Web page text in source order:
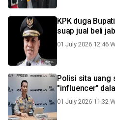
KPK duga
suap jual beli
01 July 2026 12:46
Polisi sita uang
"influencer"
01 July 2026 11:32